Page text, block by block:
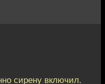
сирену включил.